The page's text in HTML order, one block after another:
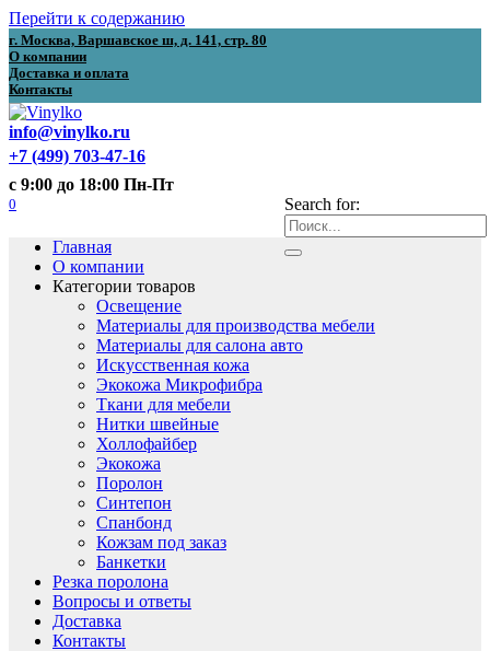
Перейти к содержанию
г. Москва, Варшавское ш, д. 141, стр. 80
О компании
Доставка и оплата
Контакты
info@vinylko.ru
+7 (499) 703-47-16
с 9:00 до 18:00 Пн-Пт
Search for:
0
Главная
О компании
Категории товаров
Освещение
Материалы для производства мебели
Материалы для салона авто
Искусственная кожа
Экокожа Микрофибра
Ткани для мебели
Нитки швейные
Холлофайбер
Экокожа
Поролон
Синтепон
Спанбонд
Кожзам под заказ
Банкетки
Резка поролона
Вопросы и ответы
Доставка
Контакты